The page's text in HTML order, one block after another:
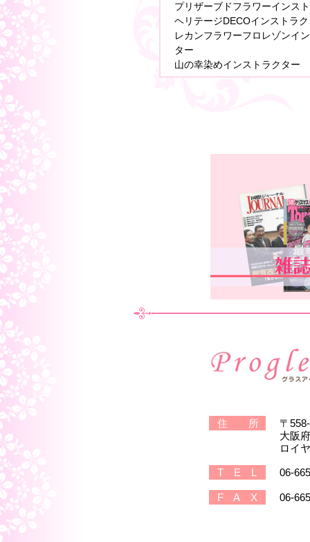
プリザーブドフラワーインス
ヘリテージDECOインストラ
レカンフラワーフロレゾンイ
ター
山の幸染めインストラクター
住所 〒
大阪
ロイ
TEL 06-
FAX 06-